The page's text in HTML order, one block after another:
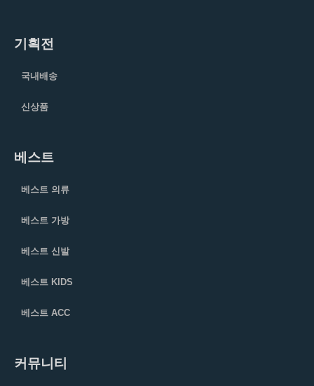
기획전
국내배송
신상품
베스트
베스트 의류
베스트 가방
베스트 신발
베스트 KIDS
베스트 ACC
커뮤니티